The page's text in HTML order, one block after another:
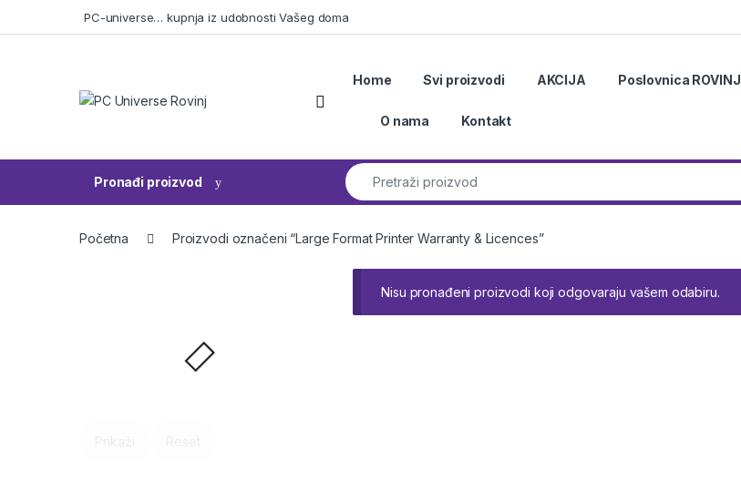
PC-universe… kupnja iz udobnosti Vašeg doma
Open
Home Svi proizvodi AKCIJA Poslovnica ROVINJ
O nama Kontakt
Pronađi proizvod
Search for:
Početna Proizvodi označeni “Large Format Printer Warranty & Licences”
Nisu pronađeni proizvodi koji odgovaraju vašem odabiru.